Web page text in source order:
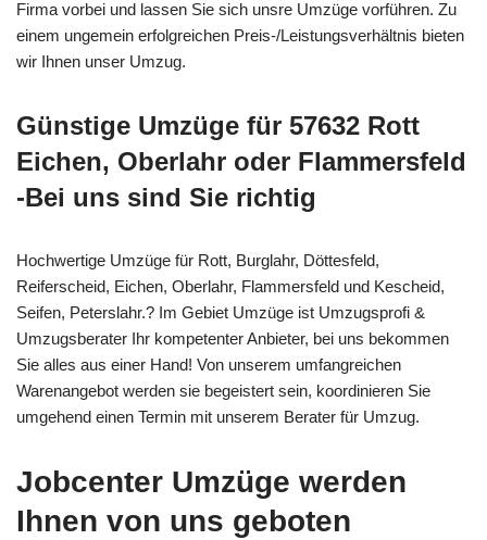
Firma vorbei und lassen Sie sich unsre Umzüge vorführen. Zu
einem ungemein erfolgreichen Preis-/Leistungsverhältnis bieten
wir Ihnen unser Umzug.
Günstige Umzüge für 57632 Rott
Eichen, Oberlahr oder Flammersfeld
-Bei uns sind Sie richtig
Hochwertige Umzüge für Rott, Burglahr, Döttesfeld,
Reiferscheid, Eichen, Oberlahr, Flammersfeld und Kescheid,
Seifen, Peterslahr.? Im Gebiet Umzüge ist Umzugsprofi &
Umzugsberater Ihr kompetenter Anbieter, bei uns bekommen
Sie alles aus einer Hand! Von unserem umfangreichen
Warenangebot werden sie begeistert sein, koordinieren Sie
umgehend einen Termin mit unserem Berater für Umzug.
Jobcenter Umzüge werden
Ihnen von uns geboten